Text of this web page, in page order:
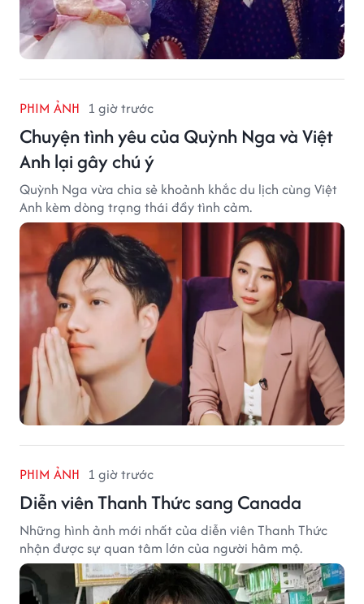
PHIM ẢNH 1 giờ trước
Chuyện tình yêu của Quỳnh Nga và Việt
Anh lại gây chú ý
Quỳnh Nga vừa chia sẻ khoảnh khắc du lịch cùng Việt
Anh kèm dòng trạng thái đầy tình cảm.
PHIM ẢNH 1 giờ trước
Diễn viên Thanh Thức sang Canada
Những hình ảnh mới nhất của diễn viên Thanh Thức
nhận được sự quan tâm lớn của người hâm mộ.